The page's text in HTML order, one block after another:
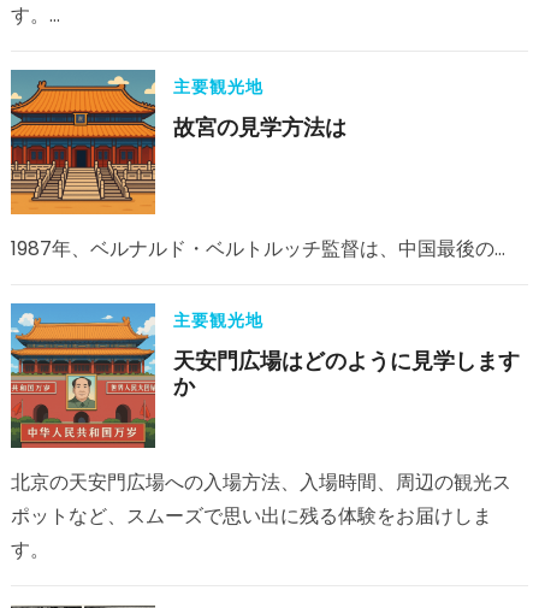
す。…
主要観光地
故宮の見学方法は
1987年、ベルナルド・ベルトルッチ監督は、中国最後の…
主要観光地
天安門広場はどのように見学します
か
北京の天安門広場への入場方法、入場時間、周辺の観光ス
ポットなど、スムーズで思い出に残る体験をお届けしま
す。